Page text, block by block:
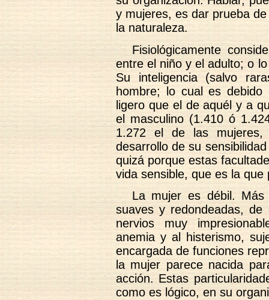
y mujeres, es dar prueba
la naturaleza.
Fisiológicamente
entre el niño y el adulto; o
Su inteligencia (salvo
hombre; lo cual es
ligero que el de aquél y a
el masculino (1.410 ó
1.272 el de las
desarrollo de su
quizá porque estas
vida sensible, que es la que
La mujer es débil.
suaves y redondeadas,
nervios muy
anemia y al histerismo,
encargada de funciones
la mujer parece nacida
acción. Estas
como es lógico, en su